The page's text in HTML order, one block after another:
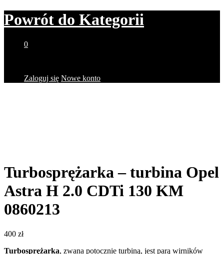
Powrót do Kategorii
0
Zaloguj się Nowe konto
Turbosprężarka – turbina Opel
Astra H 2.0 CDTi 130 KM
0860213
400 zł
Turbosprężarka, zwana potocznie turbiną, jest parą wirników